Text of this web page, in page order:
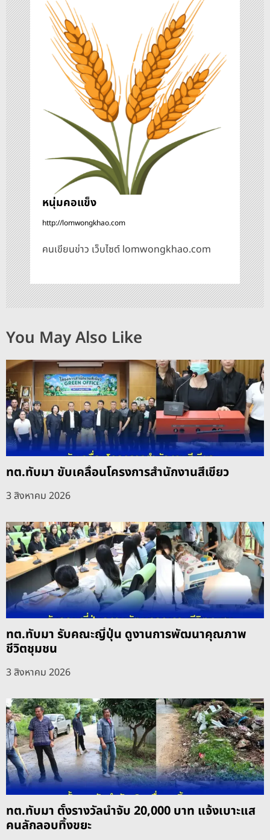
เ
รื่
อ
ง
หนุ่มคอแข็ง
http://lomwongkhao.com
คนเขียนข่าว เว็บไซต์ lomwongkhao.com
You May Also Like
ทต.ทับมา ขับเคลื่อนโครงการสำนักงานสีเขียว
3 สิงหาคม 2026
ทต.ทับมา รับคณะญี่ปุ่น ดูงานการพัฒนาคุณภาพ
ชีวิตชุมชน
3 สิงหาคม 2026
ทต.ทับมา ตั้งรางวัลนำจับ 20,000 บาท แจ้งเบาะแส
คนลักลอบทิ้งขยะ